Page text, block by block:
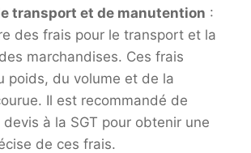
transport et de manutention :
des frais pour le transport et la
marchandises. Ces frais
poids, du volume et de la
Il est recommandé de
à la SGT pour obtenir une
de ces frais.